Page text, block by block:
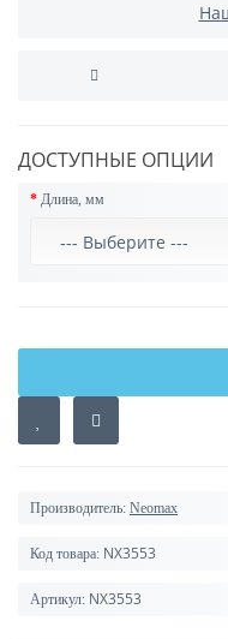
ДОСТУПНЫЕ ОПЦИИ
Длина, мм
Производитель: Neomax
Код товара: NX3553
Артикул: NX3553